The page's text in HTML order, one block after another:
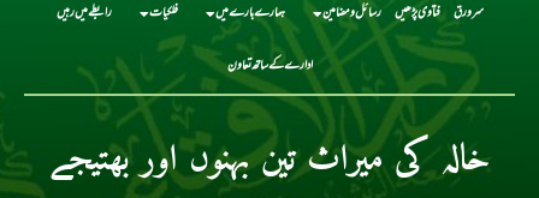
سرورق فتاوی پڑھیں رسائل و مضامین ہمارے بارے میں فلکیات رابطے میں رہیں
ادارے کے ساتھ تعاون
خالہ کی میراث تین بہنوں اور بھتیجے